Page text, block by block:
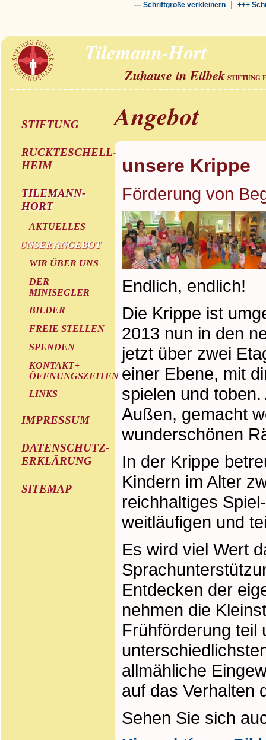
--- Schriftgröße verkleinern| +++
Tilemann-Hort
Zuhause in Eilbek STIFTUNG
STIFTUNG
RUCKTESCHELL-
HEIM
TILEMANN-
HORT
AKTUELLES
UNSER ANGEBOT
WIR ÜBER UNS
DER
MINISEGLER
BILDER
FREIE STELLEN
SPENDEN
KONTAKT+
ÖFFNUNGSZEITEN
LINKS
IMPRESSUM
DATENSCHUTZ-
ERKLÄRUNG
SITEMAP
Angebot
unsere Krippe
Förderung von
Endlich, endlich!
Die Krippe ist
2013 nun in den
jetzt über zwei
einer Ebene, mit
spielen und
Außen, gemacht
wunderschönen
In der Krippe
Kindern im Alter
reichhaltiges
weitläufigen und
Es wird viel Wert
Entdecken der
nehmen die
Frühförderung teil
allmähliche
auf das Verhalten
Sehen Sie sich